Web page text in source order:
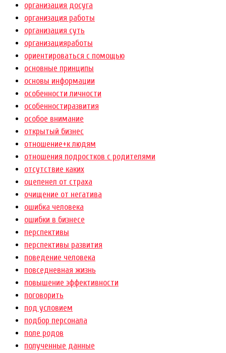
организация досуга
организация работы
организация суть
организацияработы
ориентироваться с помощью
основные принципы
основы информации
особенности личности
особенностиразвития
особое внимание
открытый бизнес
отношение+к людям
отношения подростков с родителями
отсутствие каких
оцепенел от страха
очищение от негатива
ошибка человека
ошибки в бизнесе
перспективы
перспективы развития
поведение человека
повседневная жизнь
повышение эффективности
поговорить
под условием
подбор персонала
поле родов
полученные данные